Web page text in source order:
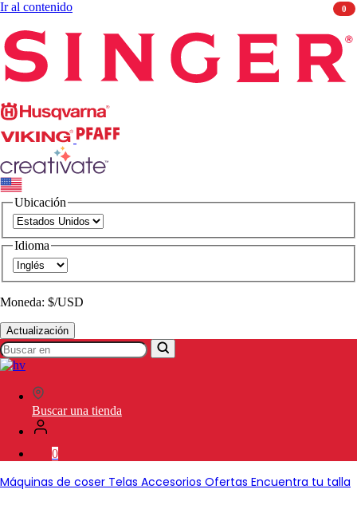
Ir al contenido
Husqvarna
Viking
PFAFF CREATIVATE
Ubicación
Idioma
Moneda: $/USD
Actualización
Buscar
en
SVP
Worldwide
Buscar una tienda
0
Máquinas de coser Telas Accesorios Ofertas Encuentra tu talla
0